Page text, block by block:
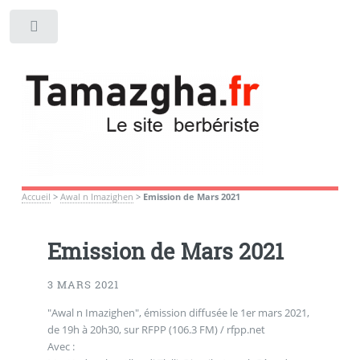
Accueil > Awal n Imazighen > Emission de Mars 2021
Emission de Mars 2021
3 MARS 2021
"Awal n Imazighen", émission diffusée le 1er mars 2021,
de 19h à 20h30, sur RFPP (106.3 FM) / rfpp.net
Avec :